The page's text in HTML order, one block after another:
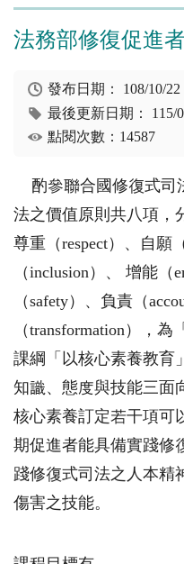
法務部修復促進
發布日期： 108/10/22
最後更新日期： 115/
點閱次數：14587
酌參聯合國修復式司
法之價值原則共八項，
尊重（respect）、自願
（inclusion）、 增能（
（safety）、負責（
（transformation），為
課綱「以核心素養教育
知識、態度與技能三面
核心素養訂定若干項可
期促進者能具備實踐修
踐修復式司法之人本精
傷害之技能。